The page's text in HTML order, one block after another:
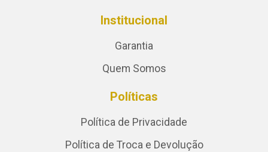
Institucional
Garantia
Quem Somos
Políticas
Política de Privacidade
Política de Troca e Devolução